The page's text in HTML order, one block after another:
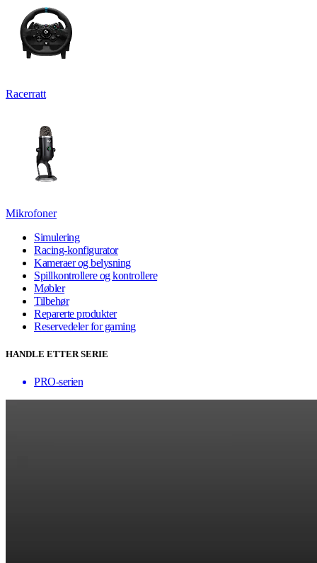
Racerratt
Mikrofoner
Simulering
Racing-konfigurator
Kameraer og belysning
Spillkontrollere og kontrollere
Møbler
Tilbehør
Reparerte produkter
Reservedeler for gaming
HANDLE ETTER SERIE
PRO-serien